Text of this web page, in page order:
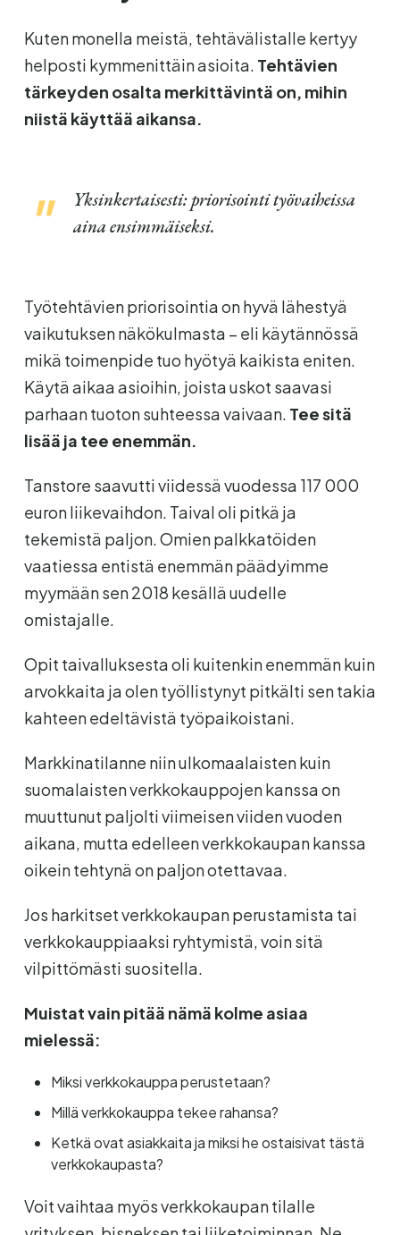
Kuten monella meistä, tehtävälistalle kertyy
helposti kymmenittäin asioita. Tehtävien
tärkeyden osalta merkittävintä on, mihin
niistä käyttää aikansa.
Yksinkertaisesti: priorisointi työvaiheissa
aina ensimmäiseksi.
Työtehtävien priorisointia on hyvä lähestyä
vaikutuksen näkökulmasta – eli käytännössä
mikä toimenpide tuo hyötyä kaikista eniten.
Käytä aikaa asioihin, joista uskot saavasi
parhaan tuoton suhteessa vaivaan. Tee sitä
lisää ja tee enemmän.
Tanstore saavutti viidessä vuodessa 117 000
euron liikevaihdon. Taival oli pitkä ja
tekemistä paljon. Omien palkkatöiden
vaatiessa entistä enemmän päädyimme
myymään sen 2018 kesällä uudelle
omistajalle.
Opit taivalluksesta oli kuitenkin enemmän kuin
arvokkaita ja olen työllistynyt pitkälti sen takia
kahteen edeltävistä työpaikoistani.
Markkinatilanne niin ulkomaalaisten kuin
suomalaisten verkkokauppojen kanssa on
muuttunut paljolti viimeisen viiden vuoden
aikana, mutta edelleen verkkokaupan kanssa
oikein tehtynä on paljon otettavaa.
Jos harkitset verkkokaupan perustamista tai
verkkokauppiaaksi ryhtymistä, voin sitä
vilpittömästi suositella.
Muistat vain pitää nämä kolme asiaa
mielessä:
Miksi verkkokauppa perustetaan?
Millä verkkokauppa tekee rahansa?
Ketkä ovat asiakkaita ja miksi he ostaisivat tästä
verkkokaupasta?
Voit vaihtaa myös verkkokaupan tilalle